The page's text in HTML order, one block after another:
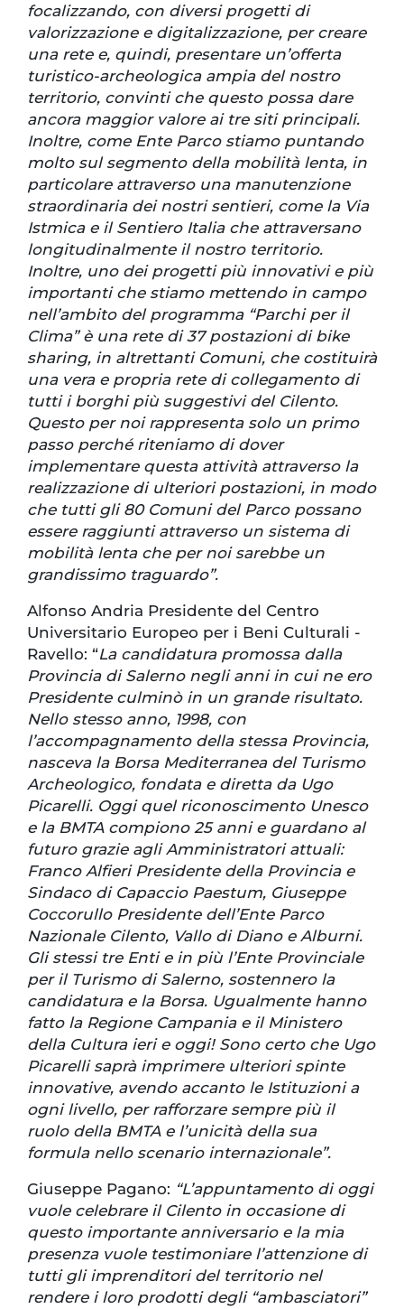
focalizzando, con diversi progetti di
valorizzazione e digitalizzazione, per creare
una rete e, quindi, presentare un’offerta
turistico-archeologica ampia del nostro
territorio, convinti che questo possa dare
ancora maggior valore ai tre siti principali.
Inoltre, come Ente Parco stiamo puntando
molto sul segmento della mobilità lenta, in
particolare attraverso una manutenzione
straordinaria dei nostri sentieri, come la Via
Istmica e il Sentiero Italia che attraversano
longitudinalmente il nostro territorio.
Inoltre, uno dei progetti più innovativi e più
importanti che stiamo mettendo in campo
nell’ambito del programma “Parchi per il
Clima” è una rete di 37 postazioni di bike
sharing, in altrettanti Comuni, che costituirà
una vera e propria rete di collegamento di
tutti i borghi più suggestivi del Cilento.
Questo per noi rappresenta solo un primo
passo perché riteniamo di dover
implementare questa attività attraverso la
realizzazione di ulteriori postazioni, in modo
che tutti gli 80 Comuni del Parco possano
essere raggiunti attraverso un sistema di
mobilità lenta che per noi sarebbe un
grandissimo traguardo”.
Alfonso Andria Presidente del Centro
Universitario Europeo per i Beni Culturali -
Ravello: “La candidatura promossa dalla
Provincia di Salerno negli anni in cui ne ero
Presidente culminò in un grande risultato.
Nello stesso anno, 1998, con
l’accompagnamento della stessa Provincia,
nasceva la Borsa Mediterranea del Turismo
Archeologico, fondata e diretta da Ugo
Picarelli. Oggi quel riconoscimento Unesco
e la BMTA compiono 25 anni e guardano al
futuro grazie agli Amministratori attuali:
Franco Alfieri Presidente della Provincia e
Sindaco di Capaccio Paestum, Giuseppe
Coccorullo Presidente dell’Ente Parco
Nazionale Cilento, Vallo di Diano e Alburni.
Gli stessi tre Enti e in più l’Ente Provinciale
per il Turismo di Salerno, sostennero la
candidatura e la Borsa. Ugualmente hanno
fatto la Regione Campania e il Ministero
della Cultura ieri e oggi! Sono certo che Ugo
Picarelli saprà imprimere ulteriori spinte
innovative, avendo accanto le Istituzioni a
ogni livello, per rafforzare sempre più il
ruolo della BMTA e l’unicità della sua
formula nello scenario internazionale”.
Giuseppe Pagano: “L’appuntamento di oggi
vuole celebrare il Cilento in occasione di
questo importante anniversario e la mia
presenza vuole testimoniare l’attenzione di
tutti gli imprenditori del territorio nel
rendere i loro prodotti degli “ambasciatori”